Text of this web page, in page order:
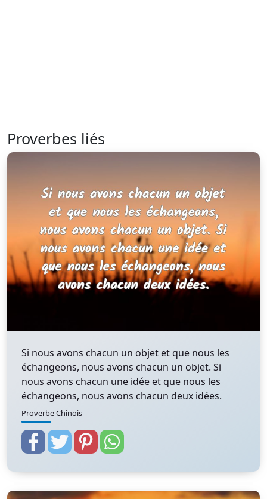
Proverbes liés
Si nous avons chacun un objet et que nous les
échangeons, nous avons chacun un objet. Si
nous avons chacun une idée et que nous les
échangeons, nous avons chacun deux idées.
Proverbe Chinois